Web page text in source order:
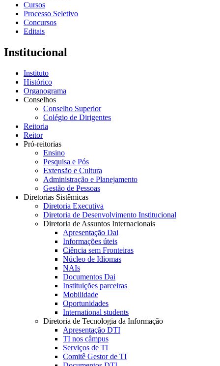
Cursos
Processo Seletivo
Concursos
Editais
Institucional
Instituto
Histórico
Organograma
Conselhos
Conselho Superior
Colégio de Dirigentes
Reitoria
Reitor
Pró-reitorias
Ensino
Pesquisa e Pós
Extensão e Cultura
Administração e Planejamento
Gestão de Pessoas
Diretorias Sistêmicas
Diretoria Executiva
Diretoria de Desenvolvimento Institucional
Diretoria de Assuntos Internacionais
Apresentação Dai
Informações úteis
Ciência sem Fronteiras
Núcleo de Idiomas
NAIs
Documentos Dai
Instituições parceiras
Mobilidade
Oportunidades
International students
Diretoria de Tecnologia da Informação
Apresentação DTI
TI nos câmpus
Serviços de TI
Comitê Gestor de TI